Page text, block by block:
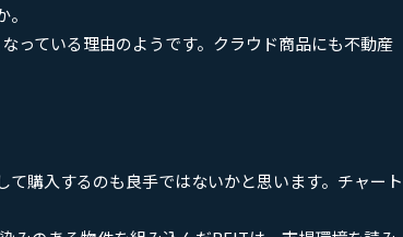
っている理由のようです。クラウド商品にも不動産
購入するのも良手ではないかと思います。チャート